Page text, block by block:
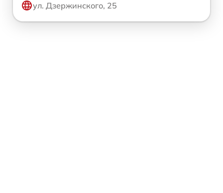
ул. Дзержинского, 25